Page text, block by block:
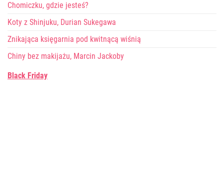
Chomiczku, gdzie jesteś?
Koty z Shinjuku, Durian Sukegawa
Znikająca księgarnia pod kwitnącą wiśnią
Chiny bez makijażu, Marcin Jackoby
Black Friday